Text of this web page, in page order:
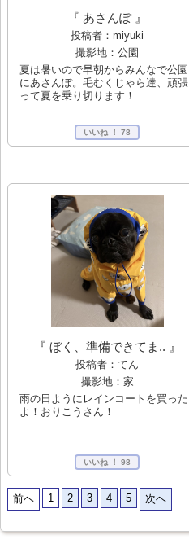
『 あさんぽ 』
投稿者：miyuki
撮影地：公園
夏は暑いので早朝からみんなで公園
にあさんぽ。毛むくじゃら達、頑張
って夏を乗り切ります！
いいね ！ 78
『 ぼく、準備できてま.. 』
投稿者：てん
撮影地：家
雨の日ようにレインコートを買った
よ！おりこうさん！
いいね ！ 98
前ヘ 1 2 3 4 5 次ヘ